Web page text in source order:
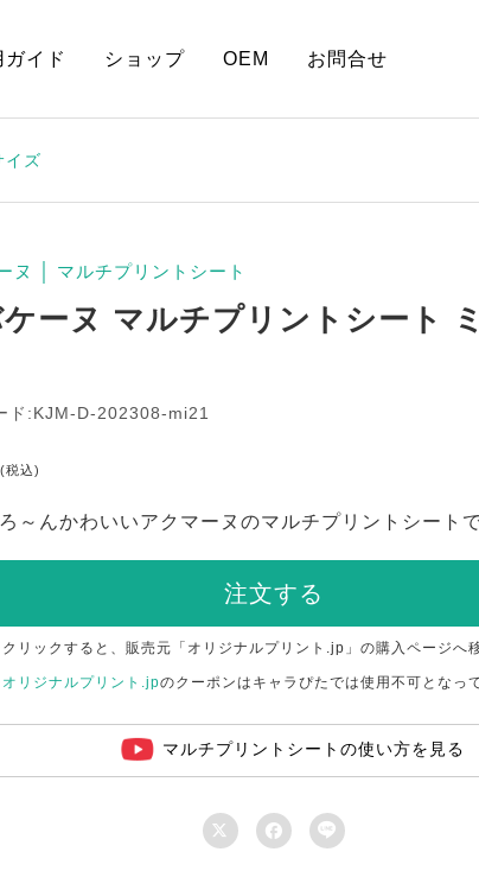
ガイド ショップ OEM お問合せ
イズ
ヌ マルチプリントシート
ーヌ マルチプリントシート
ド:KJM-D-202308-mi21
(税込)
～んかわいいアクマーヌのマルチプリントシート
注文する
リックすると、販売元「オリジナルプリント.jp」の購入ページへ移
オリジナルプリント.jpのクーポンはキャラぴたでは使用不可となっ
マルチプリントシートの使い方を見る
  